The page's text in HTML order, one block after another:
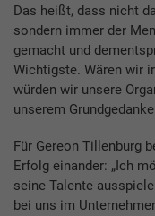
Das heißt, dass nicht
sondern immer der
gemacht und
Wichtigste. Wären wir
würden wir unsere
unserem
Für Gereon Tillenburg
Erfolg einander: „Ich
seine Talente
bei uns im